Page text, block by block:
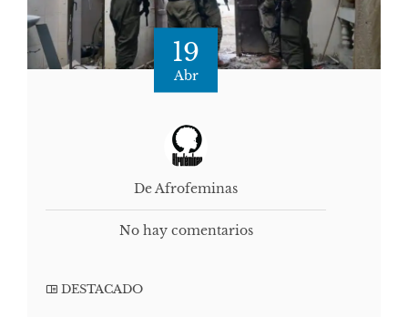
19
Abr
De Afrofeminas
No hay comentarios
DESTACADO